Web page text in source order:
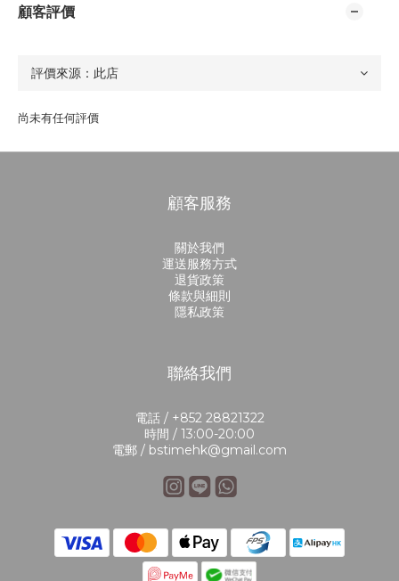
顧客評價
尚未有任何評價
顧客服務
關於我們
運送服務方式
退貨政策
條款與細則
隱私政策
聯絡我們
電話 / +852 28821322
時間 / 13:00-20:00
電郵 / bstimehk@gmail.com